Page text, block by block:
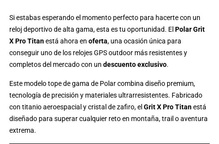
Si estabas esperando el momento perfecto para hacerte con un
reloj deportivo de alta gama, esta es tu oportunidad. ElPolar Grit
X Pro Titanestá ahora en oferta, una ocasión única para
conseguir uno de los relojes GPS outdoor más resistentes y
completos del mercado con un descuento exclusivo.
Este modelo tope de gama de Polar combina diseño premium,
tecnología de precisión y materiales ultrarresistentes. Fabricado
con titanio aeroespacial y cristal de zafiro, el Grit X Pro Titanestá
diseñado para superar cualquier reto en montaña, trail o aventura
extrema.